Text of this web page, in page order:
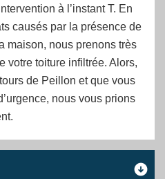
à l’instant T. En
causés par la présence de
maison, nous prenons très
votre toiture infiltrée. Alors,
de Peillon et que vous
nous vous prions